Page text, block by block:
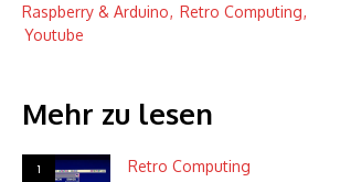
Raspberry & Arduino
Retro Computing
Youtube
Mehr zu lesen
1 Retro Computing